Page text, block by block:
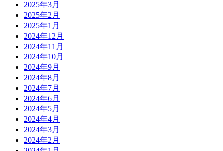
2025年3月
2025年2月
2025年1月
2024年12月
2024年11月
2024年10月
2024年9月
2024年8月
2024年7月
2024年6月
2024年5月
2024年4月
2024年3月
2024年2月